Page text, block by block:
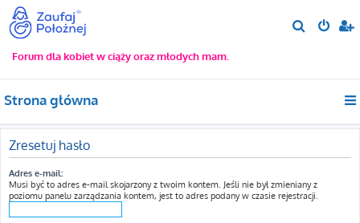
j
Forum dla kobiet w ciąży oraz młodych mam.
Strona główna
Zresetuj hasło
Adres e-mail:
Musi być to adres e-mail skojarzony z twoim kontem. Jeśli nie był zmieniany z
poziomu panelu zarządzania kontem, jest to adres podany w czasie rejestracji.